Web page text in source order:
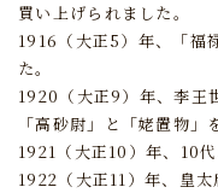
買い上げられました。
1916（大正5）年、「福
た。
1920（大正9）年、李王
「高砂尉」と「姥置物」
1921（大正10）年、10
1922（大正11）年、皇